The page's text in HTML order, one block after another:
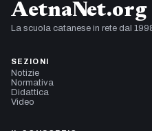
AetnaNet.org
La scuola catanese in rete dal
SEZIONI
Notizie
Normativa
Didattica
Video